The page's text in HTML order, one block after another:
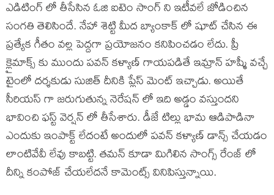
ఎడిటింగ్ లో తీసేసిన ఓజి ఐటెం సాంగ్ ని ఇటీవలే జోడించిన
సంగతి తెలిసిందే. నేహా శెట్టి మీద బ్యాంకాక్ లో షూట్ చేసిన ఈ
ప్రత్యేక గీతం వల్ల పెద్దగా ప్రయోజనం కనిపించడం లేదు. ప్రీ
క్లైమాక్స్ కు ముందు పవన్ కళ్యాణ్ గాయపడితే ఇమ్రాన్ హష్మీ వచ్చే
టైంలో దర్శకుడు సుజిత్ దీనికి ప్లేస్ మెంట్ ఇచ్చాడు. అయితే
సీరియస్ గా జరుగుతున్న నెరేషన్ లో ఇది అడ్డం వస్తుందని
భావించి ఫస్ట్ వెర్షన్ లో తీసేశారు. డీజే టిల్లు భామ ఆడిపాడినా
ఎందుకు ఇంపాక్ట్ లేదంటే అందులో పవన్ కళ్యాణ్ డాన్స్ చేయడం
లాంటివేవీ లేవు కాబట్టి. తమన్ కూడా మిగిలిన సాంగ్స్ రేంజ్ లో
దీన్ని కంపోజ్ చేయలేదనే కామెంట్స్ వినిపిస్తున్నాయి.